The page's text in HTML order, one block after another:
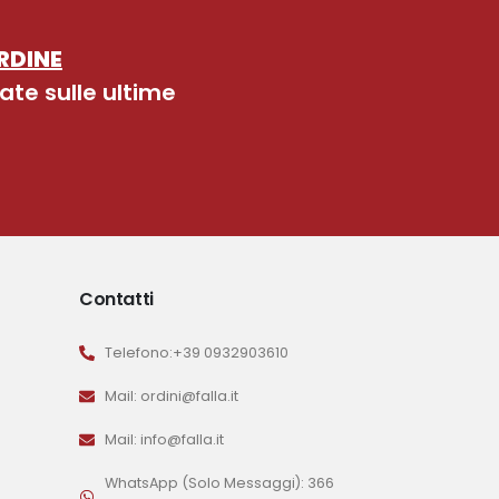
sulle ultime
Contatti
Telefono:+39 0932903610
Mail: ordini@falla.it
Mail: info@falla.it
WhatsApp (Solo Messaggi): 366